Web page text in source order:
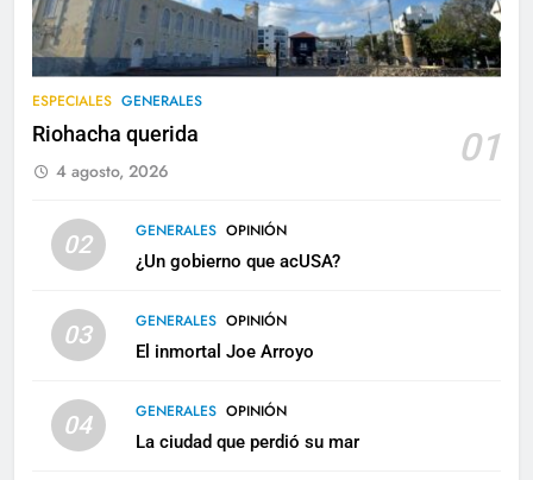
ESPECIALES GENERALES
Riohacha querida 01
4 agosto, 2026
02 GENERALES OPINIÓN
¿Un gobierno que acUSA?
03 GENERALES OPINIÓN
El inmortal Joe Arroyo
04 GENERALES OPINIÓN
La ciudad que perdió su mar